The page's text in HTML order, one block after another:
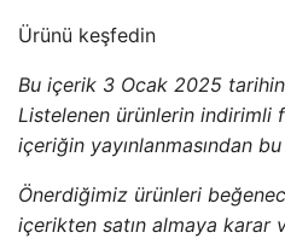
Ürünü keşfedin
Bu içerik 3 Ocak 2025
Listelenen ürünlerin indirimli
içeriğin yayınlanmasından
Önerdiğimiz ürünleri
içerikten satın almaya karar